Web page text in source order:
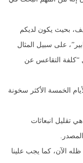
بحيث يكون لديكم
على سبيل المثال
“كلفة التقاعس عن
الخمسة الأكثر سخونة
تقليل انبعاثات
المصدر.
الآن، كما يجب علينا